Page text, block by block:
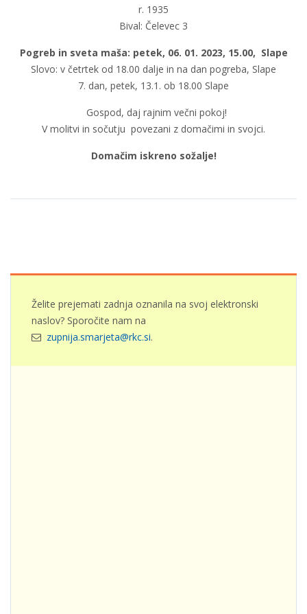
r. 1935
Bival: Čelevec 3
Pogreb in sveta maša: petek, 06. 01. 2023, 15.00, Slape
Slovo: v četrtek od 18.00 dalje in na dan pogreba, Slape
7. dan, petek, 13.1. ob 18.00 Slape
Gospod, daj rajnim večni pokoj!
V molitvi in sočutju povezani z domačimi in svojci.
Domačim iskreno sožalje!
Želite prejemati zadnja oznanila na svoj elektronski
naslov? Sporočite nam na
zupnija.smarjeta@rkc.si.